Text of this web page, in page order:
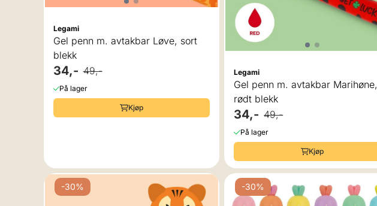
Legami
Gel penn m. avtakbar Løve, sort
blekk
34,- 49,-
På lager
Kjøp
Legami
Gel penn m. avtakbar Marihøne,
rødt blekk
34,- 49,-
På lager
Kjøp
-30% -30%